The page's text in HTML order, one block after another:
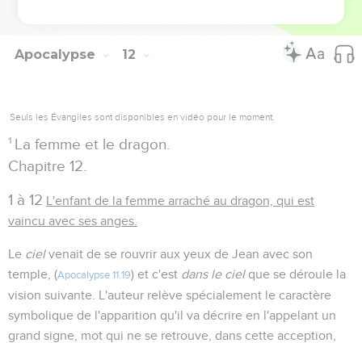
Apocalypse 12
Seuls les Évangiles sont disponibles en vidéo pour le moment.
1
La femme et le dragon.
Chapitre 12.
1 à 12 L'enfant de la femme arraché au dragon, qui est
vaincu avec ses anges.
Le cielvenait de se rouvrir aux yeux de Jean avec son
temple, (Apocalypse 11.19) et c'est dans le cielque se déroule la
vision suivante. L'auteur relève spécialement le caractère
symbolique de l'apparition qu'il va décrire en l'appelant un
grand signe, mot qui ne se retrouve, dans cette acception,